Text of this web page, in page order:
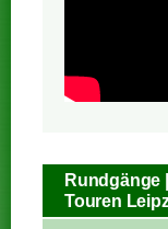
Rundgänge
Touren